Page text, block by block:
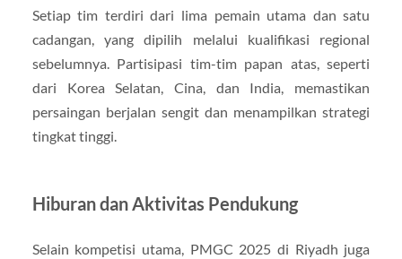
Setiap tim terdiri dari lima pemain utama dan satu
cadangan, yang dipilih melalui kualifikasi regional
sebelumnya. Partisipasi tim-tim papan atas, seperti
dari Korea Selatan, Cina, dan India, memastikan
persaingan berjalan sengit dan menampilkan strategi
tingkat tinggi.
Hiburan dan Aktivitas Pendukung
Selain kompetisi utama, PMGC 2025 di Riyadh juga